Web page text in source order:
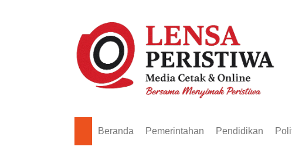
Beranda Pemerintahan Pendidikan